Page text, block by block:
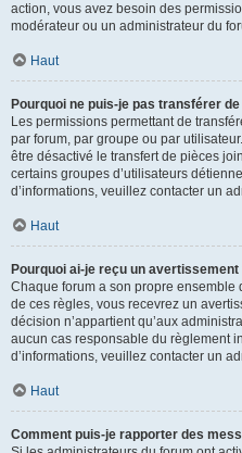
action, vous avez besoin des
modérateur ou un administrateur du
Haut
Pourquoi ne puis-je pas transférer
Les permissions permettant de
par forum, par groupe ou par
être désactivé le transfert de pièces
certains groupes d’utilisateurs
d’informations, veuillez contacter un
Haut
Pourquoi ai-je reçu un avertissement
Chaque forum a son propre ensemble
de ces règles, vous recevrez un
décision n’appartient qu’aux
aucun cas responsable du règlement
d’informations, veuillez contacter un
Haut
Comment puis-je rapporter des